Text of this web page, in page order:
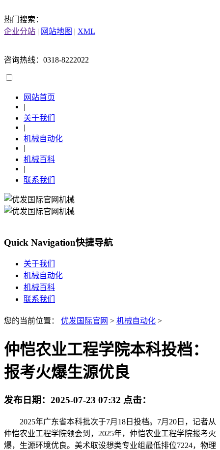
热门搜索：
企业分站 | 网站地图 | XML
咨询热线：0318-8222022
网站首页
|
关于我们
|
机械自动化
|
机械百科
|
联系我们
Quick Navigation快捷导航
关于我们
机械自动化
机械百科
联系我们
您的当前位置： 优发国际官网 > 机械自动化 >
仲恺农业工程学院本科投档：
报考火爆生源优良
发布日期： 2025-07-23 07:32 点击：
2025年广东省本科批次于7月18日投档。7月20日，记者从
仲恺农业工程学院领会到，2025年，仲恺农业工程学院报考火
爆，生源环境优良。美术取设想类专业组最低排位7224，物理